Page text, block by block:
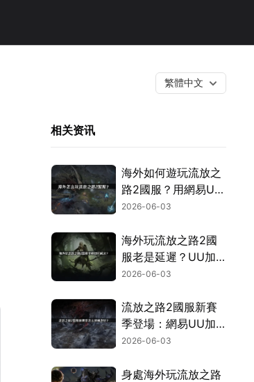
繁體中文
相关资讯
海外如何遊玩流放之
路2國服？用網易UU
加速器一鍵搞定！
2026-06-03
海外玩流放之路2國
服老是延遲？UU加
速器一鍵搞定跨國網
2026-06-03
流放之路2國服新賽
季登場：網易UU加
速器讓你暢玩不卡
2026-06-03
身處海外玩流放之路